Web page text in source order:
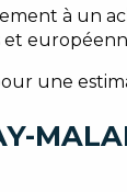
à un
une